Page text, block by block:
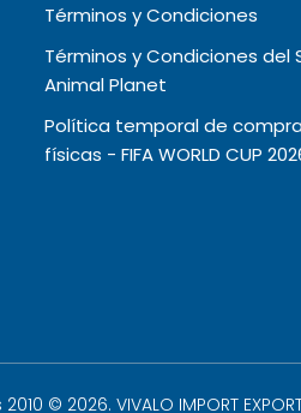
Términos y Condiciones
Términos y Condiciones del
Animal Planet
Política temporal de
físicas - FIFA WORLD CUP
© 2026. VIVALO IMPORT